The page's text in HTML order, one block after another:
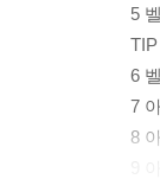
5
6
7
8